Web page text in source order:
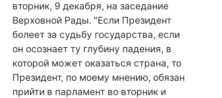
вторник, 9 декабря, на заседание
Верховной Рады. "Если Президент
болеет за судьбу государства, если
он осознает ту глубину падения, в
которой может оказаться страна, то
Президент, по моему мнению, обязан
прийти в парламент во вторник и